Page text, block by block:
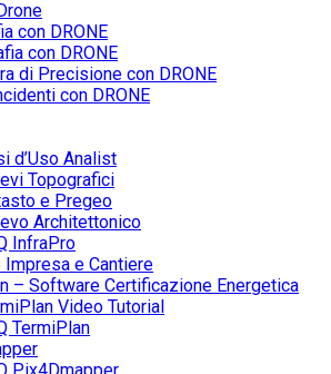
con DRONE
con DRONE
di Precisione con DRONE
con DRONE
d’Uso Analist
Topografici
e Pregeo
Architettonico
InfraPro
Impresa e Cantiere
– Software Certificazione Energetica
Video Tutorial
TermiPlan